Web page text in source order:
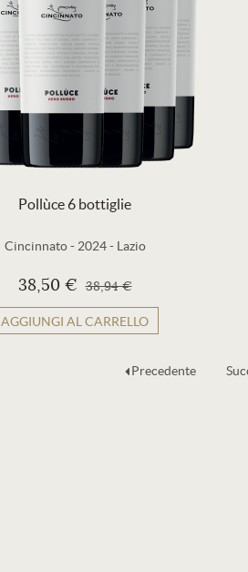
Pollùce 6 bottiglie
Cincinnato - 2024- Lazio
38,50 € 38,94 €
AGGIUNGI AL CARRELLO
Precedente